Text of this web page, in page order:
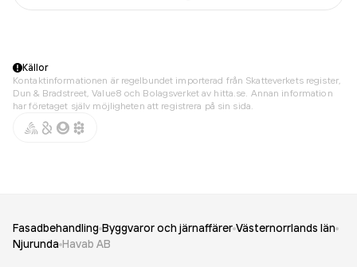
Källor
Kontaktinformationen är regelbundet importerad från Skatteverkets register,
Dun & Bradstreet, Value8 och Bolagsverket av hitta.se. Annan information
har företaget själv möjligheten att registrera på sin sida.
Fasadbehandling Byggvaror och järnaffärer Västernorrlands län
Njurunda Havab AB